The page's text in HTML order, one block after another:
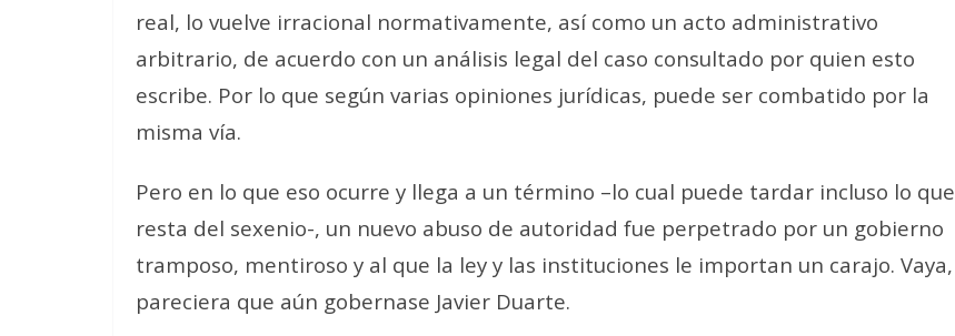
real, lo vuelve irracional normativamente, así como un acto administrativo
arbitrario, de acuerdo con un análisis legal del caso consultado por quien esto
escribe. Por lo que según varias opiniones jurídicas, puede ser combatido por la
misma vía.
Pero en lo que eso ocurre y llega a un término –lo cual puede tardar incluso lo que
resta del sexenio-, un nuevo abuso de autoridad fue perpetrado por un gobierno
tramposo, mentiroso y al que la ley y las instituciones le importan un carajo. Vaya,
pareciera que aún gobernase Javier Duarte.